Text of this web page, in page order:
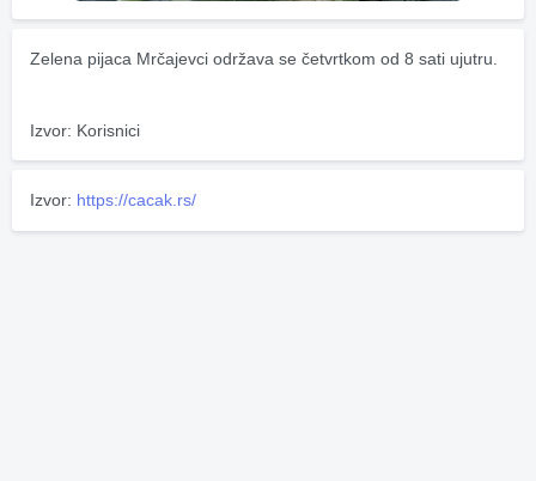
Zelena pijaca Mrčajevci održava se četvrtkom od 8 sati ujutru.
Izvor: Korisnici
Izvor: https://cacak.rs/